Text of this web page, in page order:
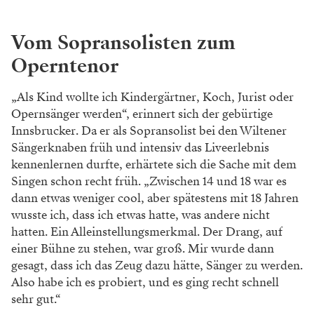
Vom Sopransolisten zum
Operntenor
„Als Kind wollte ich Kindergärtner, Koch, Jurist oder
Opernsänger werden“, erinnert sich der gebürtige
Innsbrucker. Da er als Sopransolist bei den Wiltener
Sängerknaben früh und intensiv das Liveerlebnis
kennenlernen durfte, erhärtete sich die Sache mit dem
Singen schon recht früh. „Zwischen 14 und 18 war es
dann etwas weniger cool, aber spätestens mit 18 Jahren
wusste ich, dass ich etwas hatte, was andere nicht
hatten. Ein Alleinstellungsmerkmal. Der Drang, auf
einer Bühne zu stehen, war groß. Mir wurde dann
gesagt, dass ich das Zeug dazu hätte, Sänger zu werden.
Also habe ich es probiert, und es ging recht schnell
sehr gut.“